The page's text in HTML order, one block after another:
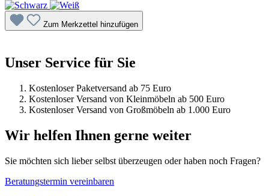
Zum Merkzettel hinzufügen
Unser Service für Sie
Kostenloser Paketversand ab 75 Euro
Kostenloser Versand von Kleinmöbeln ab 500 Euro
Kostenloser Versand von Großmöbeln ab 1.000 Euro
Wir helfen Ihnen gerne weiter
Sie möchten sich lieber selbst überzeugen oder haben noch Fragen?
Beratungstermin vereinbaren